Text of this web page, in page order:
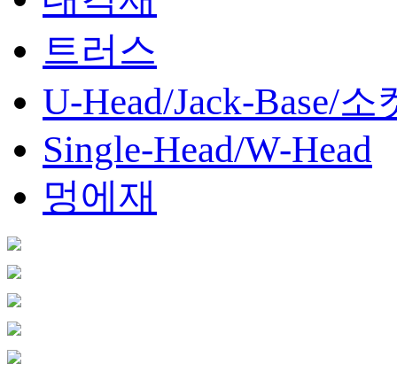
트러스
U-Head/Jack-Base/소
Single-Head/W-Head
멍에재